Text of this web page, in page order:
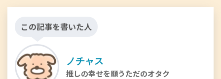
この記事を書いた人
ノチャス
推しの幸せを願うただのオタク